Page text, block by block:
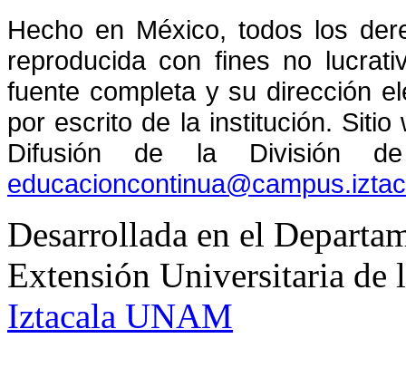
Hecho en México, todos los
reproducida con fines no
fuente completa y su dirección
por escrito de la institución.
Difusión de la División
Desarrollada en el
Extensión Universitaria
Iztacala UNAM